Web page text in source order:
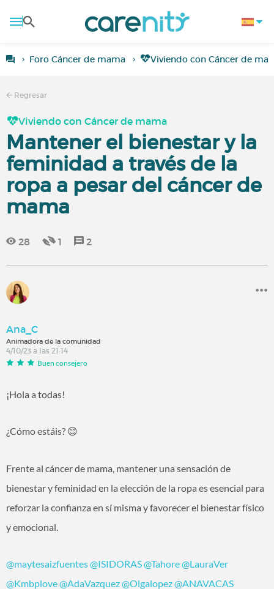
Foro Cáncer de mama Viviendo con Cáncer de
Regresar
Viviendo con Cáncer de mama
Mantener el bienestar y la
feminidad a través de la
ropa a pesar del cáncer de
mama
28 1 2
Ana_C
Animadora de la comunidad
4/10/23 a las 21:14
Buen consejero
¡Hola a todas!
¿Cómo estáis? 😊
Frente al cáncer de mama, mantener una sensación de
bienestar y feminidad en la elección de la ropa es esencial para
reforzar la confianza en sí misma y favorecer el bienestar físico
y emocional.
@maytesaizfuentes@ISIDORAS@Tahore@LauraVer
@Kmbplove@AdaVazquez@Olgalopez@ANAVACAS